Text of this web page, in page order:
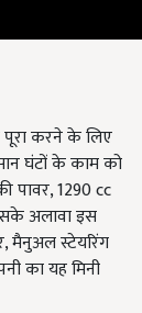
पूरा करने के लिए
घंटों के काम को
पावर, 1290 cc
अलावा इस
मैनुअल स्टेयरिंग
का यह मिनी